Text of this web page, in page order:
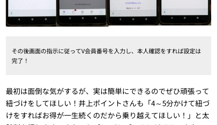
その後画面の指示に従ってV会員番号を入力し、本人確認をすれば設定は
完了！
最初は面倒な気がするが、実は簡単にできるのでぜひ頑張って
紐づけをしてほしい！井上ポイントさんも「4～5分かけて紐づ
けをすればお得が一生続くのだから乗り越えてほしい！」と太